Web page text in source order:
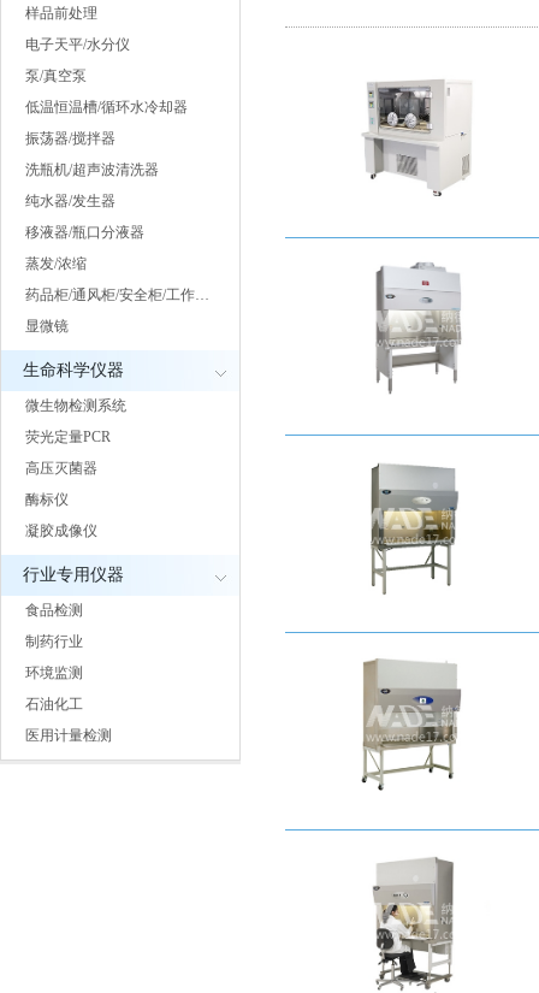
样品前处理
电子天平/水分仪
泵/真空泵
低温恒温槽/循环水冷却器
振荡器/搅拌器
洗瓶机/超声波清洗器
纯水器/发生器
移液器/瓶口分液器
蒸发/浓缩
药品柜/通风柜/安全柜/工作…
显微镜
生命科学仪器
微生物检测系统
荧光定量PCR
高压灭菌器
酶标仪
凝胶成像仪
行业专用仪器
食品检测
制药行业
环境监测
石油化工
医用计量检测